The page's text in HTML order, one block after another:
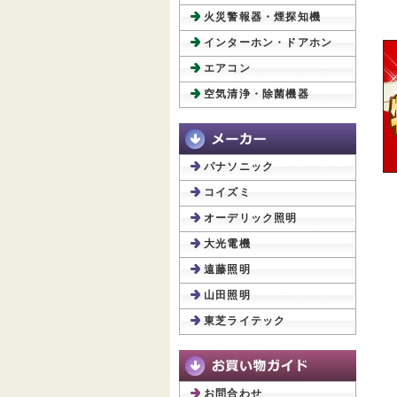
火災警報器・煙探知機
インターホン・ドアホン
エアコン
空気清浄・除菌機器
パナソニック
コイズミ
オーデリック照明
大光電機
遠藤照明
山田照明
東芝ライテック
お問合わせ